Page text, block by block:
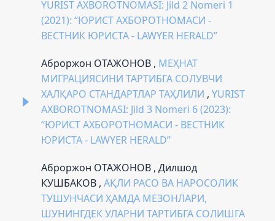
YURIST AXBOROTNOMASI: Jild 2 Nomeri 1
(2021): “ЮРИСТ АХБОРОТНОМАСИ -
ВЕСТНИК ЮРИСТА - LAWYER HERALD”
Аброржон ОТАЖОНОВ , МЕҲНАТ
МИГРАЦИЯСИНИ ТАРТИБГА СОЛУВЧИ
ХАЛҚАРО СТАНДАРТЛАР ТАҲЛИЛИ , YURIST
AXBOROTNOMASI: Jild 3 Nomeri 6 (2023):
“ЮРИСТ АХБОРОТНОМАСИ - ВЕСТНИК
ЮРИСТА - LAWYER HERALD”
Аброржон ОТАЖОНОВ , Дилшод
КУШБАКОВ , АҚЛИ РАСО ВА НАРОСОЛИК
ТУШУНЧАСИ ҲАМДА МЕЗОНЛАРИ,
ШУНИНГДЕК УЛАРНИ ТАРТИБГА СОЛИШГА